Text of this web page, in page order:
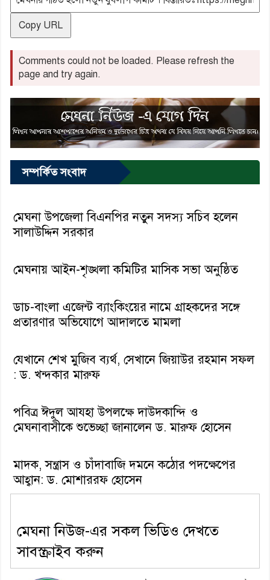
Copy URL
Comments could not be loaded. Please refresh the
page and try again.
সম্পর্কিত সংবাদ
মেঘনা উপজেলা বিএনপির নতুন সদস্য সচিব হলেন
সালাউদ্দিন সরকার
মেঘনায় আইন-শৃঙ্খলা কমিটির মাসিক সভা অনুষ্ঠিত
ডাচ-বাংলা এজেন্ট ব্যাংকিংয়ের নামে গ্রাহকদের সঙ্গে
প্রতারণার অভিযোগে আদালতে মামলা
যেখানে শেখ মুজিব ব্যর্থ, সেখানে জিয়াউর রহমান সফল
: ড. খন্দকার মারুফ
পবিত্র ঈদুল আযহা উপলক্ষে দাউদকান্দি ও
মেঘনাবাসীকে শুভেচ্ছা জানালেন ড. মারুফ হোসেন
মাদক, সন্ত্রাস ও চাঁদাবাজি দমনে কঠোর পদক্ষেপের
আহ্বান: ড. মোশাররফ হোসেন
মেঘনা নিউজ-এর সকল ভিডিও দেখতে
সাবস্ক্রাইব করুন